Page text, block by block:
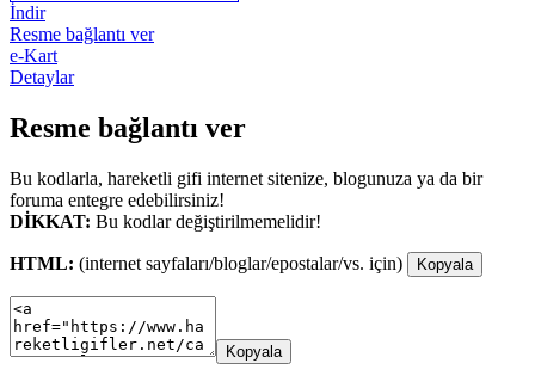
İndir
Resme bağlantı ver
e-Kart
Detaylar
Resme bağlantı ver
Bu kodlarla, hareketli gifi internet sitenize, blogunuza ya da bir
foruma entegre edebilirsiniz!
DİKKAT: Bu kodlar değiştirilmemelidir!
HTML: (internet sayfaları/bloglar/epostalar/vs. için) Kopyala
Kopyala